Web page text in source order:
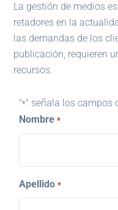
La gestión de medios
retadores en la
las demandas de los
publicación, requieren
recursos.
*" señala los campos
Nombre *
Apellido *